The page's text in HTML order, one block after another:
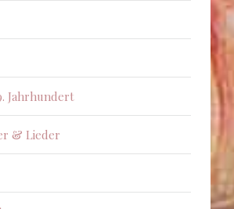
Jahrhundert
& Lieder